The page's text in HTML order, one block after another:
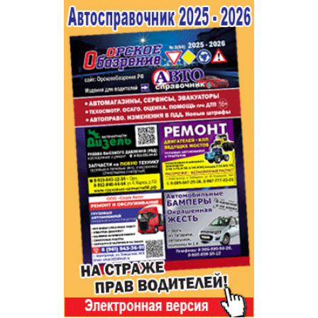
Строительство и ремонт
Авто и мото
Рестораны, кафе, бары
Развлечения и отдых
Спорт Фитнес
Недвижимость
Красота Косметология
Телекоммуникации и связь
Торговля
Бизнес и финансы
Юристы, Экспертиза, Страхование
Ремонт
Социальные организации
Это интересно
Администрация
Популярное →
Строительство и ремонт